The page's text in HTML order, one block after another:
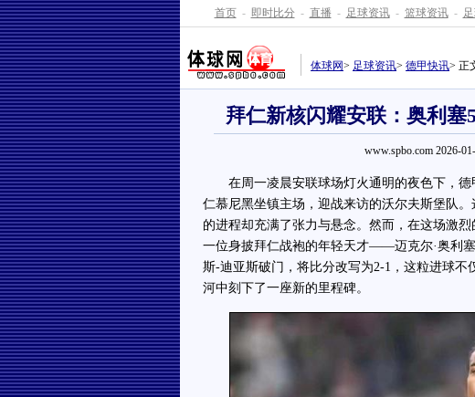
首页 - 即时比分 - 直播 - 足球资讯 - 篮球资讯 -
体球网> 足球资讯> 德甲快讯> 正
拜仁新核闪耀安联：奥利塞
www.spbo.com 2026-
在周一凌晨安联球场灯火通明的夜色下，德
仁慕尼黑坐镇主场，迎战来访的沃尔夫斯堡队
的进程却充满了张力与悬念。然而，在这场激
一位身披拜仁战袍的年轻天才——迈克尔·奥利
斯-迪亚斯破门，将比分改写为2-1，这粒进球
河中刻下了一座新的里程碑。